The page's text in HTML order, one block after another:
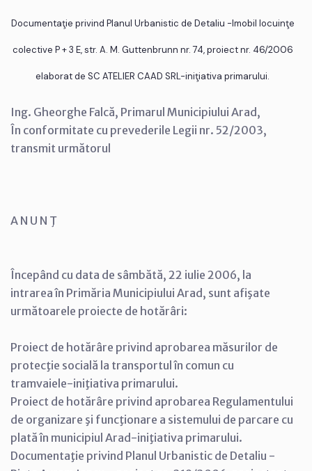
Documentaţie privind Planul Urbanistic de Detaliu -Imobil locuinţe
colective P + 3 E, str. A. M. Guttenbrunn nr. 74, proiect nr. 46/2006
elaborat de SC ATELIER CAAD SRL-iniţiativa primarului.
Ing. Gheorghe Falcă, Primarul Municipiului Arad,
În conformitate cu prevederile Legii nr. 52/2003,
transmit următorul
A N U N Ţ
Începând cu data de sâmbătă, 22 iulie 2006, la
intrarea în Primăria Municipiului Arad, sunt afişate
următoarele proiecte de hotărâri:
Proiect de hotărâre privind aprobarea măsurilor de
protecţie socială la transportul în comun cu
tramvaiele-iniţiativa primarului.
Proiect de hotărâre privind aprobarea Regulamentului
de organizare şi funcţionare a sistemului de parcare cu
plată în municipiul Arad-iniţiativa primarului.
Documentaţie privind Planul Urbanistic de Detaliu -